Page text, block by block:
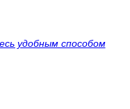
удобным способом